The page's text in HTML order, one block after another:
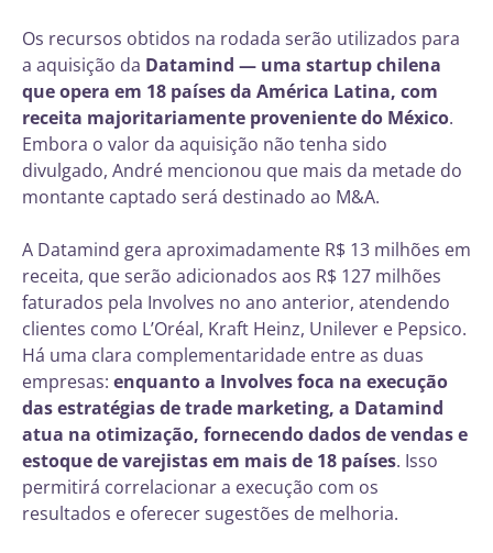
Os recursos obtidos na rodada serão utilizados para
a aquisição da Datamind — uma startup chilena
que opera em 18 países da América Latina, com
receita majoritariamente proveniente do México.
Embora o valor da aquisição não tenha sido
divulgado, André mencionou que mais da metade do
montante captado será destinado ao M&A.
A Datamind gera aproximadamente R$ 13 milhões em
receita, que serão adicionados aos R$ 127 milhões
faturados pela Involves no ano anterior, atendendo
clientes como L’Oréal, Kraft Heinz, Unilever e Pepsico.
Há uma clara complementaridade entre as duas
empresas: enquanto a Involves foca na execução
das estratégias de trade marketing, a Datamind
atua na otimização, fornecendo dados de vendas e
estoque de varejistas em mais de 18 países. Isso
permitirá correlacionar a execução com os
resultados e oferecer sugestões de melhoria.